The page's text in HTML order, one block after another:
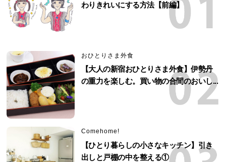
わりきれいにする方法【前編】
おひとりさま外食
【大人の新宿おひとりさま外食】伊勢丹
の重力を楽しむ。買い物の合間のおいし...
Comehome!
【ひとり暮らしの小さなキッチン】引き
出しと戸棚の中を整える①